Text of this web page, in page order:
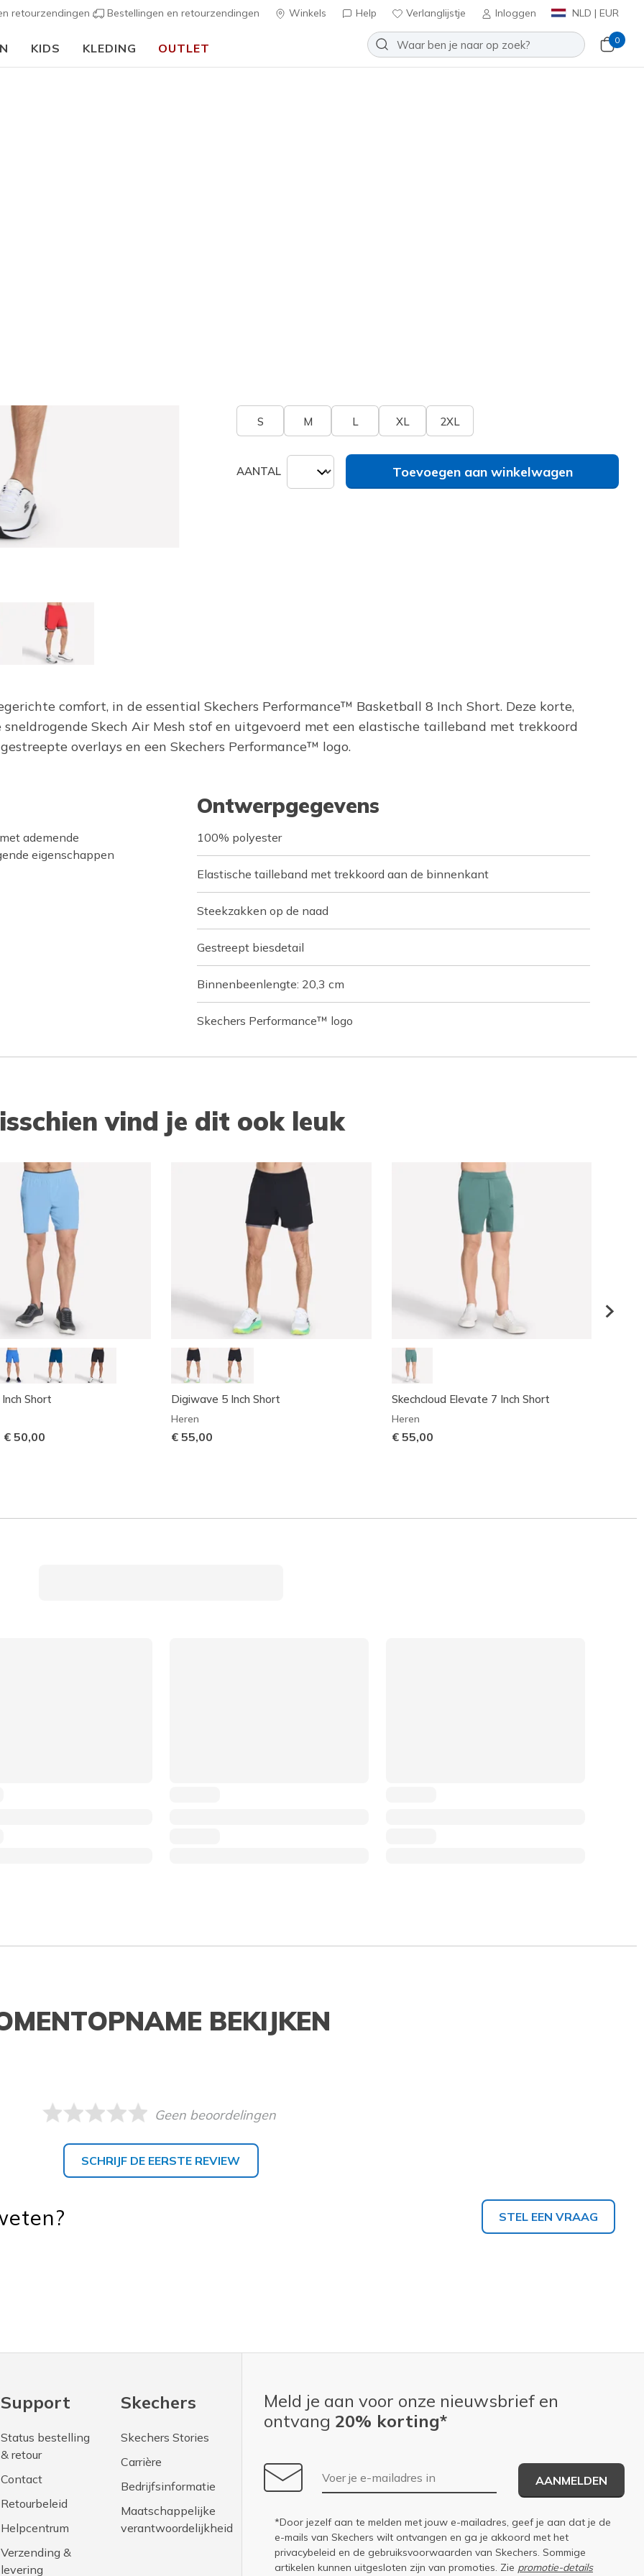
retourzendingen Bestellingen en retourzendingen Winkels Help Verlanglijstje Inloggen NLD | EUR
KIDS KLEDING OUTLET
0
S M L XL 2XL
AANTAL Toevoegen aan winkelwagen
comfort, in de essential Skechers Performance™ Basketball 8 Inch Short. Deze korte,
Skech Air Mesh stof en uitgevoerd met een elastische tailleband met trekkoord
overlays en een Skechers Performance™ logo.
ademende
eigenschappen
Ontwerpgegevens
100% polyester
Elastische tailleband met trekkoord aan de binnenkant
Steekzakken op de naad
Gestreept biesdetail
Binnenbeenlengte: 20,3 cm
Skechers Performance™ logo
vind je dit ook leuk
Short
€ 50,00
Digiwave 5 Inch Short
Heren
€ 55,00
Skechcloud Elevate 7 Inch Short
Heren
€ 55,00
BEKIJKEN
Geen beoordelingen
SCHRIJF DE EERSTE REVIEW
STEL EEN VRAAG
Support
Status bestelling
& retour
Contact
Retourbeleid
Helpcentrum
Verzending &
levering
Skechers
Skechers Stories
Carrière
Bedrijfsinformatie
Maatschappelijke
verantwoordelijkheid
Meld je aan voor onze nieuwsbrief en
ontvang 20% korting*
E-mailadres
AANMELDEN
*Door jezelf aan te melden met jouw e-mailadres, geef je aan dat je de
e-mails van Skechers wilt ontvangen en ga je akkoord met het
privacybeleid en de gebruiksvoorwaarden van Skechers. Sommige
artikelen kunnen uitgesloten zijn van promoties. Zie promotie-details